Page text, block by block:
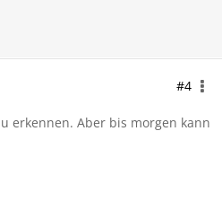
#4
erkennen. Aber bis morgen kann